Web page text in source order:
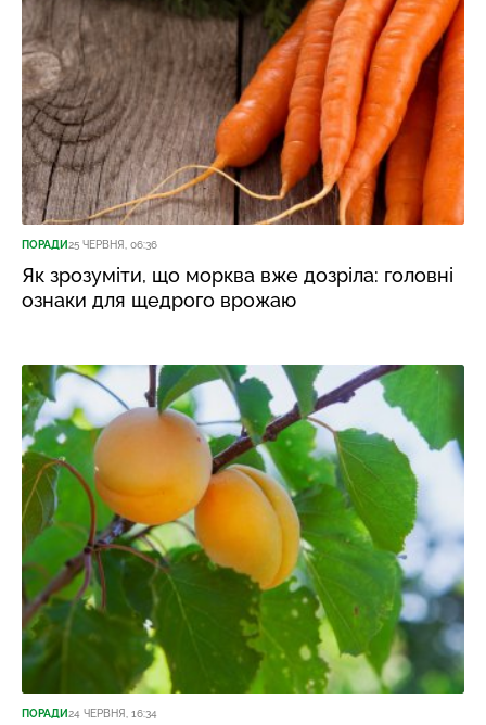
ПОРАДИ25 ЧЕРВНЯ, 06:36
Як зрозуміти, що морква вже дозріла: головні
ознаки для щедрого врожаю
ПОРАДИ24 ЧЕРВНЯ, 16:34